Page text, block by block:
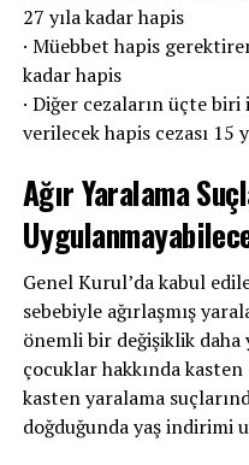
27 yıla kadar hapis
· Müebbet hapis
kadar hapis
· Diğer cezaların üçte
verilecek hapis cezası 15
Ağır Yaralama
Genel Kurul’da kabul
sebebiyle ağırlaşmış
önemli bir değişiklik daha
çocuklar hakkında
kasten yaralama
doğduğunda yaş indirimi